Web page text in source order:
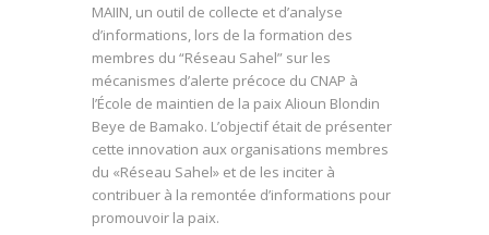
MAIIN, un outil de collecte et d’analyse
d’informations, lors de la formation des
membres du “Réseau Sahel” sur les
mécanismes d’alerte précoce du CNAP à
l’École de maintien de la paix Alioun Blondin
Beye de Bamako. L’objectif était de présenter
cette innovation aux organisations membres
du «Réseau Sahel» et de les inciter à
contribuer à la remontée d’informations pour
promouvoir la paix.